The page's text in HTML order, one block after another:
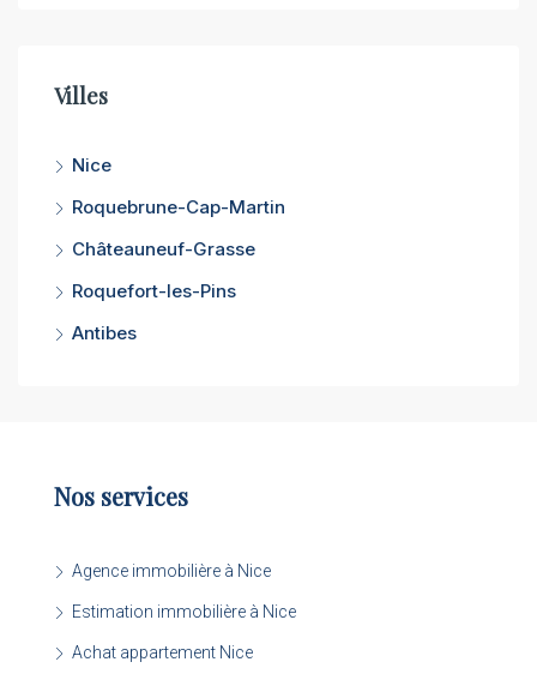
Villes
Nice
Roquebrune-Cap-Martin
Châteauneuf-Grasse
Roquefort-les-Pins
Antibes
Nos services
Agence immobilière à Nice
Estimation immobilière à Nice
Achat appartement Nice